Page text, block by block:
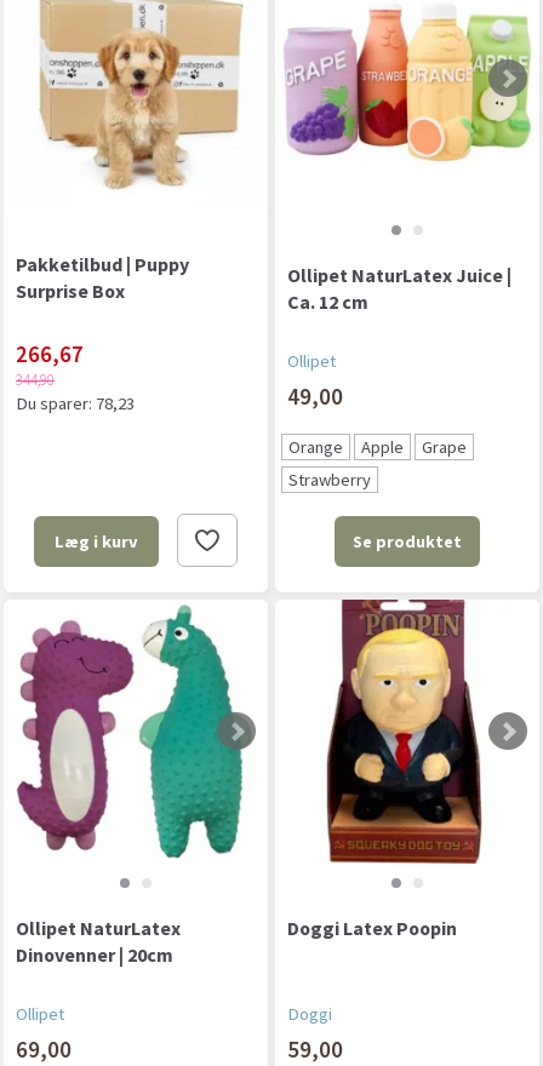
Pakketilbud | Puppy
Surprise Box
266,67
344,90
Du sparer: 78,23
Læg i kurv
Ollipet NaturLatex Juice |
Ca. 12 cm
Ollipet
49,00
Orange Apple
Grape
Strawberry
Se produktet
Ollipet NaturLatex
Dinovenner | 20cm
Ollipet
69,00
Doggi Latex Poopin
Doggi
59,00